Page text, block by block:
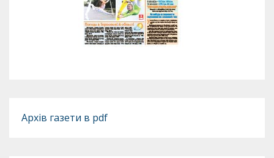
Архів газети в pdf